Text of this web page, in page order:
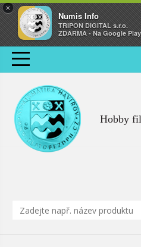
×
Numis Info
TRIPON DIGITAL s.r.o.
ZDARMA - Na Google Play
Hobby